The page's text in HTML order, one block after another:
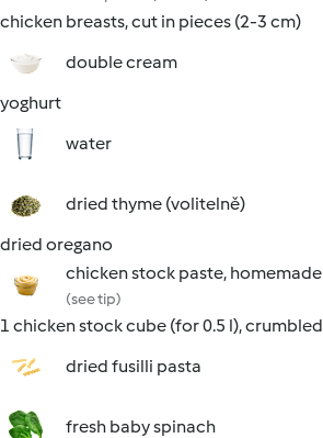
chicken breasts, cut in pieces (2-3 cm)
double cream
yoghurt
water
dried thyme (volitelně)
dried oregano
chicken stock paste, homemade
(see tip)
1 chicken stock cube (for 0.5 l), crumbled
dried fusilli pasta
fresh baby spinach